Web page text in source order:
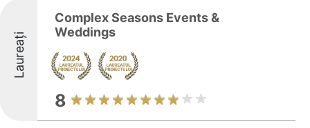
Laureați
Complex Seasons Events &
Weddings
8